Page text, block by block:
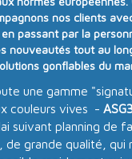
nos clients
passant par la
nouveautés tout au
gonflables du
une gamme
couleurs vives -
suivant planning de
de grande qualité, qui